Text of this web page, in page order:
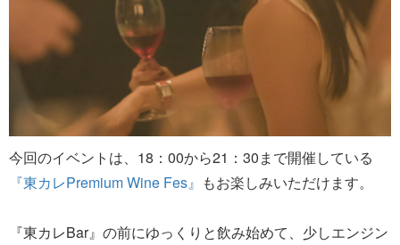
今回のイベントは、18：00から21：30まで開催している
『東カレPremium Wine Fes』 もお楽しみいただけます。
『東カレBar』の前にゆっくりと飲み始めて、少しエンジン